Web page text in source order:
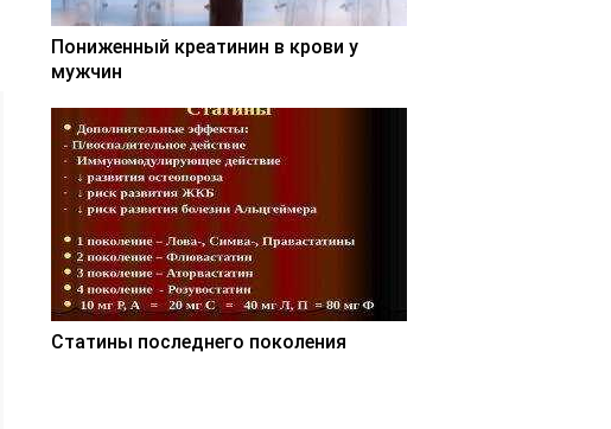
Пониженный креатинин в крови у
мужчин
Статины последнего поколения